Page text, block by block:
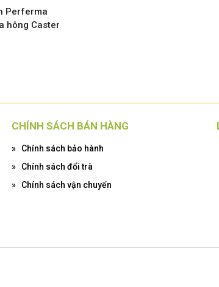
Perferma
hông Caster
CHÍNH SÁCH BÁN HÀNG
»
Chính sách bảo hành
»
Chính sách đổi trà
»
Chính sách vận chuyển